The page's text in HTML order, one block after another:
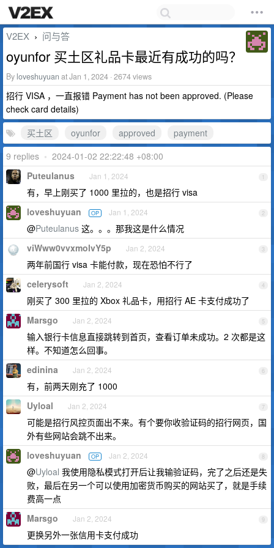
V2EX › 问与答
oyunfor 买土区礼品卡最近有成功的吗？
By loveshuyuan at Jan 1, 2024 · 2674 views
招行 VISA ，一直报错 Payment has not been approved. (Please
check card details)
买土区
oyunfor approved
payment
9 replies • 2024-01-02 22:22:48 +08:00
1
Puteulanus Jan 1, 2024
有，早上刚买了 1000 里拉的，也是招行 visa
2
loveshuyuan OP Jan 1, 2024
@Puteulanus 这。。。那我这是什么情况
3
viWww0vvxmolvY5p Jan 2, 2024
两年前国行 visa 卡能付款，现在恐怕不行了
4
celerysoft Jan 2, 2024
刚买了 300 里拉的 Xbox 礼品卡，用招行 AE 卡支付成功了
5
Marsgo Jan 2, 2024
输入银行卡信息直接跳转到首页，查看订单未成功。2 次都是这
样。不知道怎么回事。
6
edinina Jan 2, 2024
有，前两天刚充了 1000
7
Uyloal Jan 2, 2024
可能是招行风控页面出不来。有个要你收验证码的招行网页，国
外有些网站会跳不出来。
8
loveshuyuan OP Jan 2, 2024
@Uyloal 我使用隐私模式打开后让我输验证码，完了之后还是失
败，最后在另一个可以使用加密货币购买的网站买了，就是手续
费高一点
9
Marsgo Jan 2, 2024
更换另外一张信用卡支付成功